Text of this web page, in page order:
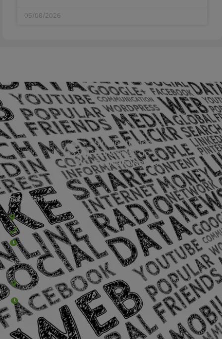
05/08/2026
Sede Barra Mansa
Rua Rio Branco, nº107 (2º andar), Centro - Cep: 27.330-030
(24) 3323-2848 ou (24) 3323-2500
De segunda à sexta-feira , das 9h às 17h.
Sede Campestre:
Estrada Governador Chagas Freitas – 3.780 – Colônia Santo
Antônio – Barra Mansa
De terça-feira a domingo, das 9h às 17h